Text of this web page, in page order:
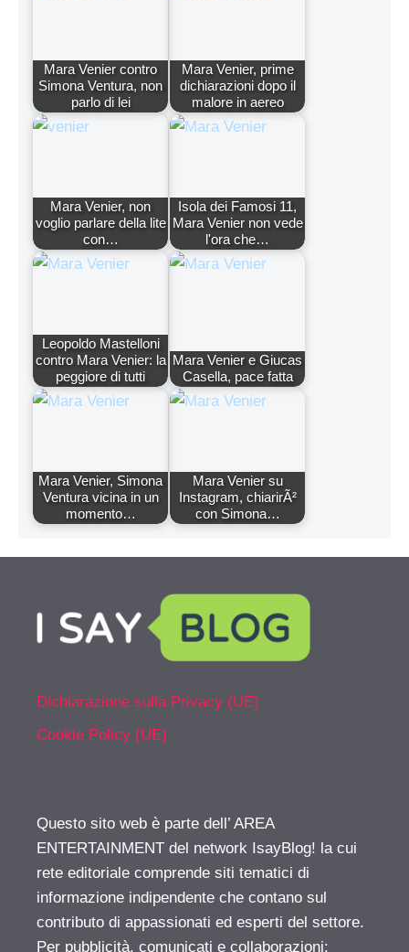
Mara Venier contro
Simona Ventura, non
parlo di lei
Mara Venier, prime
dichiarazioni dopo il
malore in aereo
Mara Venier, non
voglio parlare della lite
con…
Isola dei Famosi 11,
Mara Venier non vede
l'ora che…
Leopoldo Mastelloni
contro Mara Venier: la
peggiore di tutti
Mara Venier e Giucas
Casella, pace fatta
Mara Venier, Simona
Ventura vicina in un
momento…
Mara Venier su
Instagram, chiarirÃ²
con Simona…
Dichiarazione sulla Privacy (UE)
Cookie Policy (UE)
Questo sito web è parte dell’ AREA
ENTERTAINMENT del network IsayBlog! la cui
rete editoriale comprende siti tematici di
informazione indipendente che contano sul
contributo di appassionati ed esperti del settore.
Per pubblicità, comunicati e collaborazioni: